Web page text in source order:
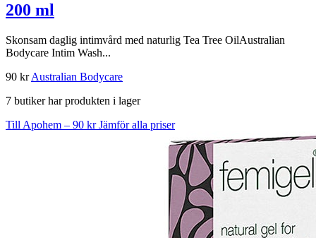
200 ml
Skonsam daglig intimvård med naturlig Tea Tree OilAustralian
Bodycare Intim Wash...
90 krAustralian Bodycare
7 butiker har produkten i lager
Till Apohem – 90 krJämför alla priser